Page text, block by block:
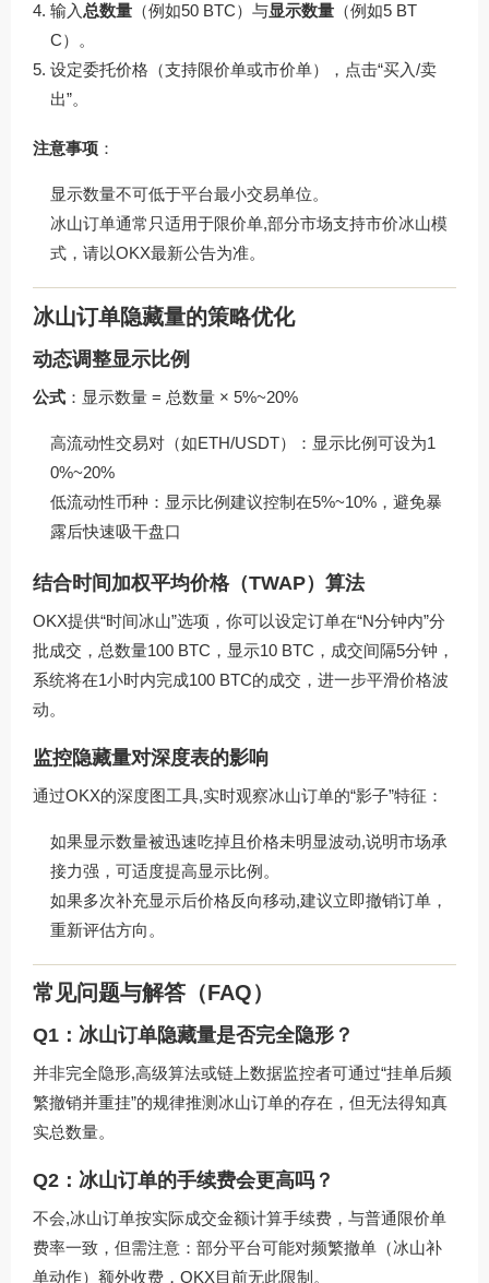
输入 总数量 （例如50 BTC）与显示数量 （例如5 BT
C）。
设定委托价格（支持限价单或市价单），点击“买入/卖
出”。
注意事项 ：
显示数量不可低于平台最小交易单位。
冰山订单通常只适用于限价单,部分市场支持市价冰山模
式，请以OKX最新公告为准。
冰山订单隐藏量的策略优化
动态调整显示比例
公式 ：显示数量 = 总数量 × 5%~20%
高流动性交易对（如ETH/USDT）：显示比例可设为1
0%~20%
低流动性币种：显示比例建议控制在5%~10%，避免暴
露后快速吸干盘口
结合时间加权平均价格（TWAP）算法
OKX提供“时间冰山”选项，你可以设定订单在“N分钟内”分
批成交，总数量100 BTC，显示10 BTC，成交间隔5分钟，
系统将在1小时内完成100 BTC的成交，进一步平滑价格波
动。
监控隐藏量对深度表的影响
通过OKX的深度图工具,实时观察冰山订单的“影子”特征：
如果显示数量被迅速吃掉且价格未明显波动,说明市场承
接力强，可适度提高显示比例。
如果多次补充显示后价格反向移动,建议立即撤销订单，
重新评估方向。
常见问题与解答（FAQ）
Q1：冰山订单隐藏量是否完全隐形？
并非完全隐形,高级算法或链上数据监控者可通过“挂单后频
繁撤销并重挂”的规律推测冰山订单的存在，但无法得知真
实总数量。
Q2：冰山订单的手续费会更高吗？
不会,冰山订单按实际成交金额计算手续费，与普通限价单
费率一致，但需注意：部分平台可能对频繁撤单（冰山补
单动作）额外收费，OKX目前无此限制。